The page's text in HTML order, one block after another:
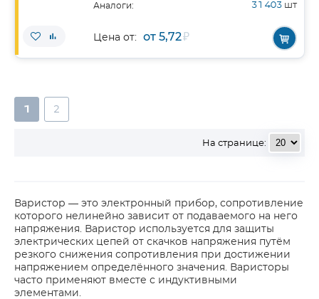
Аналоги: 31 403 шт
Цена от: от 5,72₽
1 2
На странице:
Варистор — это электронный прибор, сопротивление
которого нелинейно зависит от подаваемого на него
напряжения. Варистор используется для защиты
электрических цепей от скачков напряжения путём
резкого снижения сопротивления при достижении
напряжением определённого значения. Варисторы
часто применяют вместе с индуктивными
элементами.